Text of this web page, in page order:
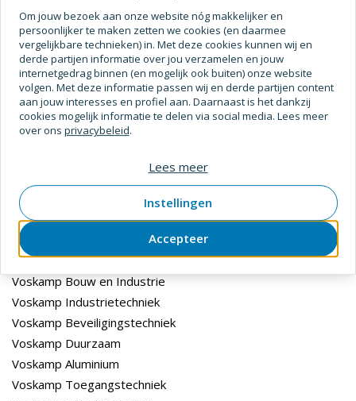
Prijs op aanvraag
Specificaties
Afmetingen
Breedte 100 mm
Divisies
Voskamp Bouw en Industrie
Voskamp Industrietechniek
Voskamp Beveiligingstechniek
Voskamp Duurzaam
Voskamp Aluminium
Voskamp Toegangstechniek
Om jouw bezoek aan onze website nóg makkelijker en
persoonlijker te maken zetten we cookies (en daarmee
vergelijkbare technieken) in. Met deze cookies kunnen wij en
derde partijen informatie over jou verzamelen en jouw
internetgedrag binnen (en mogelijk ook buiten) onze website
volgen. Met deze informatie passen wij en derde partijen content
aan jouw interesses en profiel aan. Daarnaast is het dankzij
cookies mogelijk informatie te delen via social media. Lees meer
over ons privacybeleid.
Accepteer
Instellingen
Lees meer